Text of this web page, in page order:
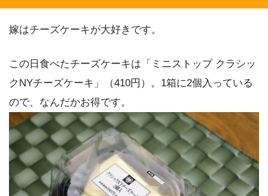
嫁はチーズケーキが大好きです。
この日食べたチーズケーキは「ミニストップ クラシッ
クNYチーズケーキ」（410円）。1箱に2個入っている
ので、なんだかお得です。